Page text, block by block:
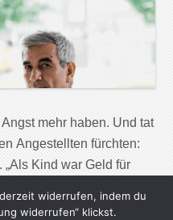
mehr haben. Und tat
Angestellten fürchten:
Kind war Geld für
wir auf unserem
widerrufen, indem du
widerrufen“ klickst.